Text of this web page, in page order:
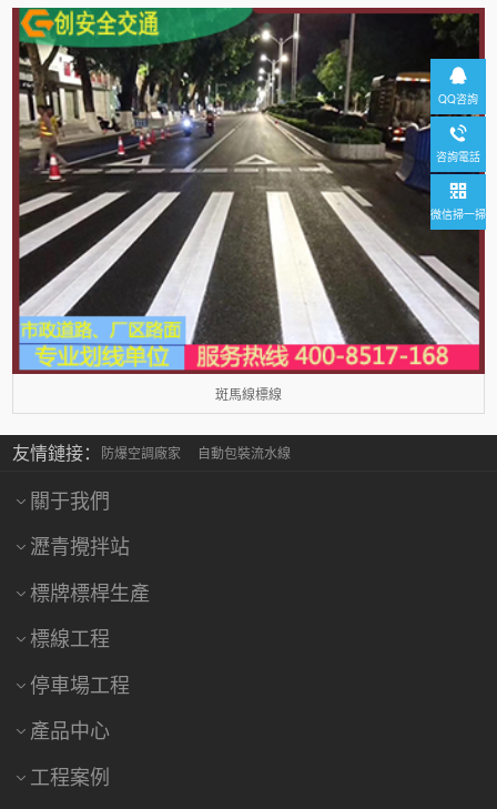
斑馬線標線
友情鏈接： 防爆空調廠家 自動包裝流水線
關于我們
瀝青攪拌站
標牌標桿生產
標線工程
停車場工程
產品中心
工程案例
QQ咨詢
咨詢電話
微信掃一掃